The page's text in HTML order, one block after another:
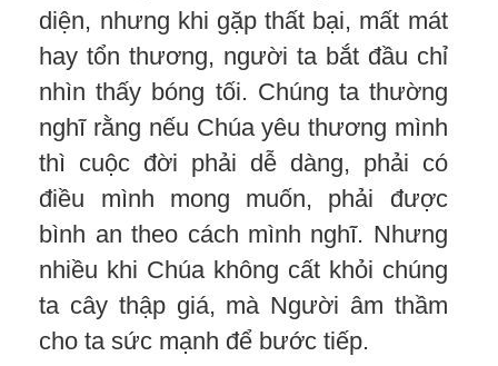
diện, nhưng khi gặp thất bại, mất mát
hay tổn thương, người ta bắt đầu chỉ
nhìn thấy bóng tối. Chúng ta thường
nghĩ rằng nếu Chúa yêu thương mình
thì cuộc đời phải dễ dàng, phải có
điều mình mong muốn, phải được
bình an theo cách mình nghĩ. Nhưng
nhiều khi Chúa không cất khỏi chúng
ta cây thập giá, mà Người âm thầm
cho ta sức mạnh để bước tiếp.